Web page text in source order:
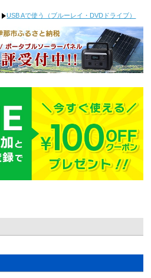
USB Aで使う（ブルーレイ・DVDドライブ）